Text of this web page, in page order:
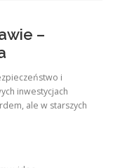
–
i
inwestycjach
ale w starszych